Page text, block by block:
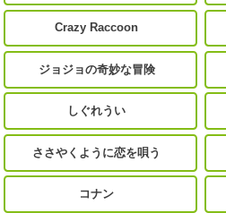
Crazy Raccoon
ジョジョの奇妙な冒険
しぐれうい
ささやくように恋を唄う
コナン